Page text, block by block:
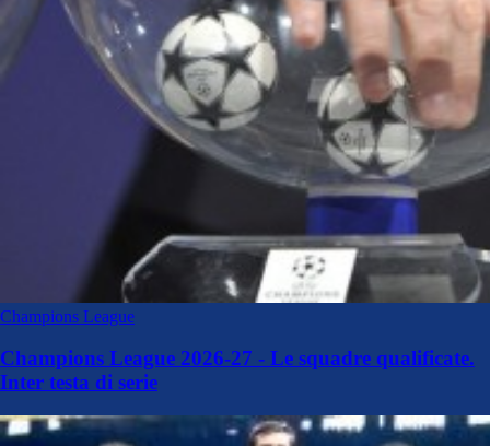
Champions League
Champions League 2026-27 - Le squadre qualificate.
Inter testa di serie